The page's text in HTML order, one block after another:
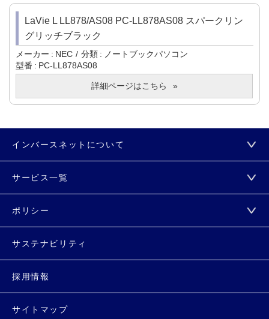
LaVie L LL878/AS08 PC-LL878AS08 スパークリン
グリッチブラック
メーカー NEC 分類
ノートブックパソコン
型番
PC-LL878AS08
詳細ページはこちら
インバースネットについて
サービス一覧
ポリシー
サステナビリティ
採用情報
サイトマップ